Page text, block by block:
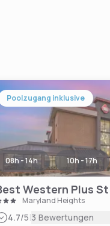
Poolzugang inklusive
08h - 14h 10h - 17h
Maryland Heights
4.7/5|3 Bewertungen